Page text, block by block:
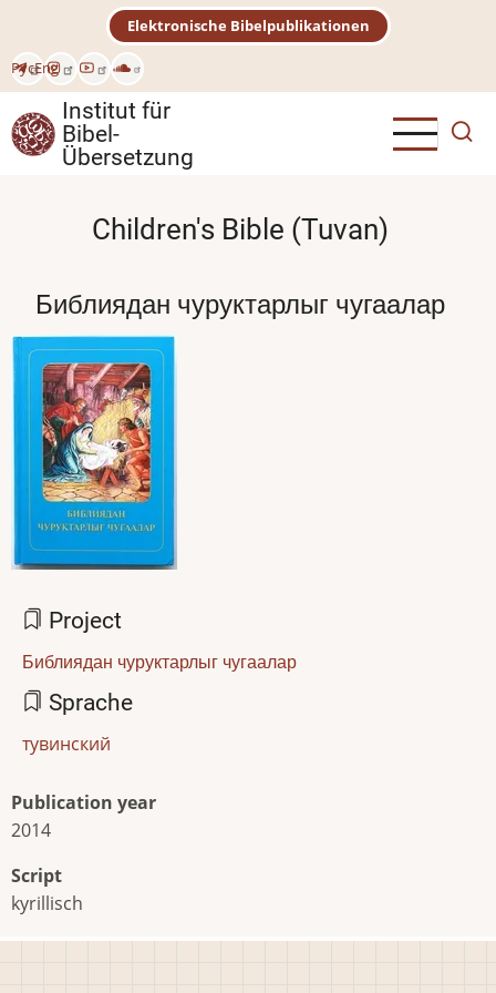
Inhalt
РусEng
Elektronische Bibelpublikationen
Institut für
Bibel-
Übersetzung
Children's Bible (Tuvan)
Библиядан чуруктарлыг чугаалар
Project
Библиядан чуруктарлыг чугаалар
Sprache
тувинский
Publication year
2014
Script
kyrillisch